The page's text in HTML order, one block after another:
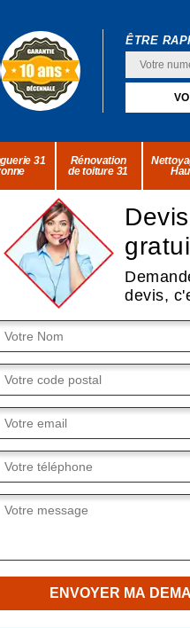
ÊTRE
31
Rénovation
de toiture 31
Devis
devis,